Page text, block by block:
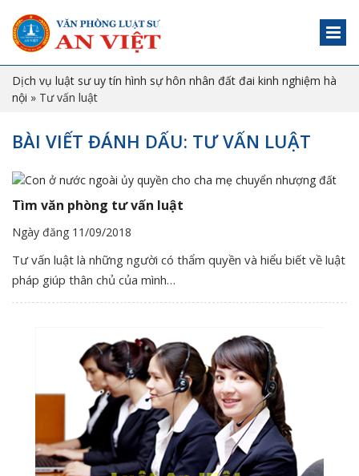
Dịch vụ luật sư uy tín hình sự hôn nhân đất đai kinh nghiệm hà
nội » Tư vấn luật
BÀI VIẾT ĐÁNH DẤU: TƯ VẤN LUẬT
Tìm văn phòng tư vấn luật
Ngày đăng 11/09/2018
Tư vấn luật là những người có thẩm quyền và hiểu biết về luật
pháp giúp thân chủ của mình…